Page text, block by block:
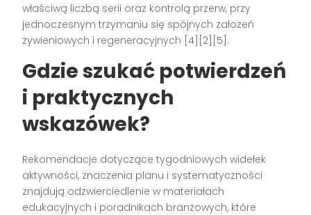
właściwą liczbą serii oraz kontrolą przerw, przy
jednoczesnym trzymaniu się spójnych założeń
żywieniowych i regeneracyjnych [4][2][5].
Gdzie szukać potwierdzeń
i praktycznych
wskazówek?
Rekomendacje dotyczące tygodniowych widełek
aktywności, znaczenia planu i systematyczności
znajdują odzwierciedlenie w materiałach
edukacyjnych i poradnikach branżowych, które